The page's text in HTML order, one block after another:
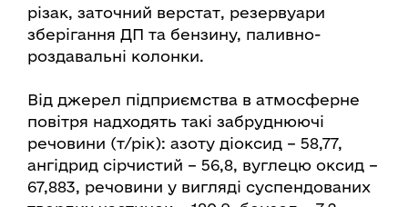
різак, заточний верстат, резервуари
зберігання ДП та бензину, паливно-
роздавальні колонки.
Від джерел підприємства в атмосферне
повітря надходять такі забруднюючі
речовини (т/рік): азоту діоксид – 58,77,
ангідрид сірчистий – 56,8, вуглецю оксид –
67,883, речовини у вигляді суспендованих